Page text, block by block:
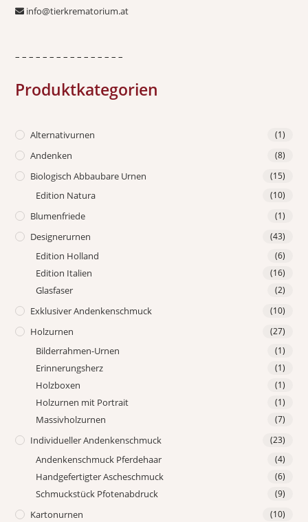
info@tierkrematorium.at
– – – – – – – – – – – – – – – –
Produktkategorien
Alternativurnen (1)
Andenken (8)
Biologisch Abbaubare Urnen (15)
Edition Natura (10)
Blumenfriede (1)
Designerurnen (43)
Edition Holland (6)
Edition Italien (16)
Glasfaser (2)
Exklusiver Andenkenschmuck (10)
Holzurnen (27)
Bilderrahmen-Urnen (1)
Erinnerungsherz (1)
Holzboxen (1)
Holzurnen mit Portrait (1)
Massivholzurnen (7)
Individueller Andenkenschmuck (23)
Andenkenschmuck Pferdehaar (4)
Handgefertigter Ascheschmuck (6)
Schmuckstück Pfotenabdruck (9)
Kartonurnen (10)